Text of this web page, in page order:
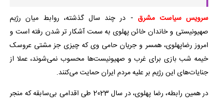
سرویس سیاست مشرق - در چند سال گذشته، روابط میان رژیم
صهیونیستی و خاندان خائن پهلوی به سمت آشکار تر شدن رفته است و
امروز رضاپهلوی، همسر و جریان حامی وی که چیزی جز مشتی عروسک
خیمه شب بازی برای غرب و صهیونیست‌ها محسوب نمی‌شوند، عملا از
جنایات‌های این رژیم بر علیه مردم ایران حمایت می‌کنند.
در همین رابطه، رضا پهلوی، در سال 2023 طی اقدامی بی‌سابقه که منجر